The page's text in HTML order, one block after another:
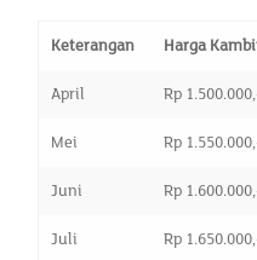
Keterangan Harga
April Rp
Mei Rp
Juni Rp
Juli Rp